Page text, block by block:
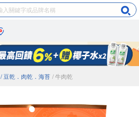
/ 豆乾．肉乾．海苔 / 牛肉乾